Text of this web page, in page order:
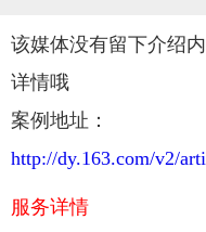
该媒体没有留下介绍
详情哦
案例地址：
http://dy.163.com/v2/
服务详情